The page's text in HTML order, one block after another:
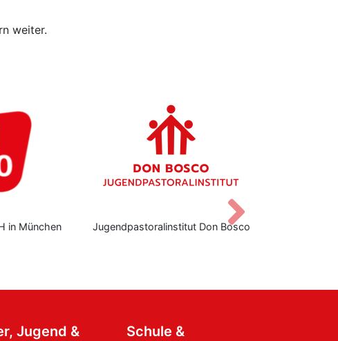
weiter.
in München Jugendpastoralinstitut Don BoscoVor
Jugend &
Schule &